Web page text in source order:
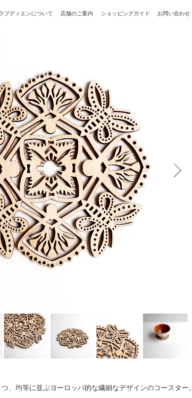
ブディエンについて 店舗のご案内 ショッピングガイド お問い合わせ
、均等に並ぶヨーロッパ的な繊細なデザインのコースター。